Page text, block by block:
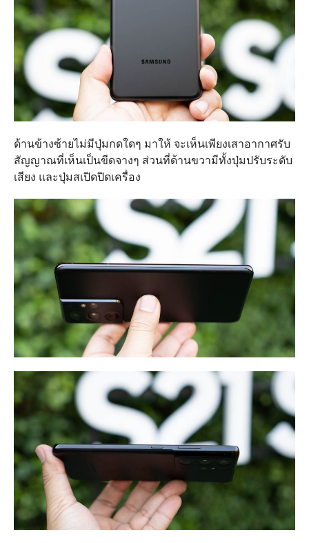
ด้านข้างซ้ายไม่มีปุ่มกดใดๆ มาให้ จะเห็นเพียงเสาอากาศรับ
สัญญาณที่เห็นเป็นขีดจางๆ ส่วนที่ด้านขวามีทั้งปุ่มปรับระดับ
เสียง และปุ่มสเปิดปิดเครื่อง